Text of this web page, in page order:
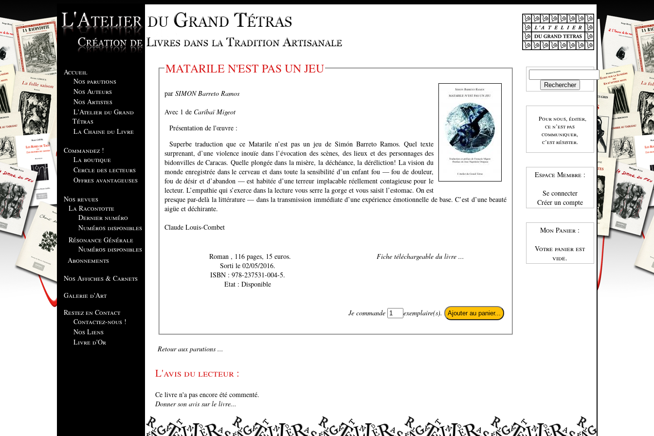
Accueil
Nos parutions
Nos Auteurs
Nos Artistes
L'Atelier du Grand
Tétras
La Chaine du Livre
Commandez !
La boutique
Cercle des lecteurs
Offres avantageuses
Nos revues
La Racontotte
Dernier numéro
Numéros disponibles
Résonance Générale
Numéros disponibles
Abonnements
Nos Affiches & Carnets
Galerie d'Art
Restez en Contact
Contactez-nous !
Nos Liens
Livre d'Or
Pour nous, éditer,
ce n’est pas
communiquer,
c’est résister.
Espace Membre :
Se connecter
Créer un compte
Mon Panier :
Votre panier est
vide.
MATARILE N'EST PAS UN JEU
par
SIMON Barreto Ramos
Avec 1 de Caribaï Migeot
Présentation de l'œuvre :
Superbe traduction que ce Matarile n’est pas un jeu de Simón Barreto Ramos. Quel texte
surprenant, d’une violence inouïe dans l’évocation des scènes, des lieux et des personnages des
bidonvilles de Caracas. Quelle plongée dans la misère, la déchéance, la déréliction! La vision du
monde enregistrée dans le cerveau et dans toute la sensibilité d’un enfant fou — fou de douleur,
fou de désir et d’abandon — est habitée d’une terreur implacable réellement contagieuse pour le
lecteur. L’empathie qui s’exerce dans la lecture vous serre la gorge et vous saisit l’estomac. On est
presque par-delà la littérature — dans la transmission immédiate d’une expérience émotionnelle de base. C’est d’une beauté
aigüe et déchirante.
Claude Louis-Combet
Roman , 116 pages, 15 euros.
Sorti le 02/05/2016.
ISBN : 978-237531-004-5.
Etat : Disponible
Fiche téléchargeable du livre ...
Je commande exemplaire(s).
Retour aux parutions ...
L'avis du lecteur :
Ce livre n'a pas encore été commenté.
Donner son avis sur le livre...